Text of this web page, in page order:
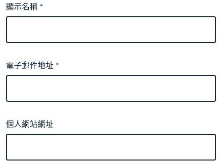
顯示名稱*
電子郵件地址*
個人網站網址